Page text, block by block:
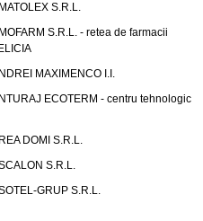
S.R.L.
S.R.L. - retea de farmacii
MAXIMENCO I.I.
ECOTERM - centru tehnologic
DOMI S.R.L.
S.R.L.
GRUP S.R.L.